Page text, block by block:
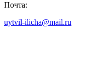
Почта:
uytvil-ilicha@mail.ru